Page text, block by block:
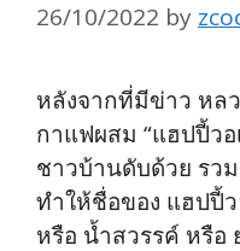
26/10/2022 by
หลังจากที่มีข่าว หล
กาแฟผสม “แฮปปี้ว
ชาวบ้านดับด้วย รว
ทำให้ชื่อของ แฮปปี้
หรือ น้ำสวรรค์ หรือ